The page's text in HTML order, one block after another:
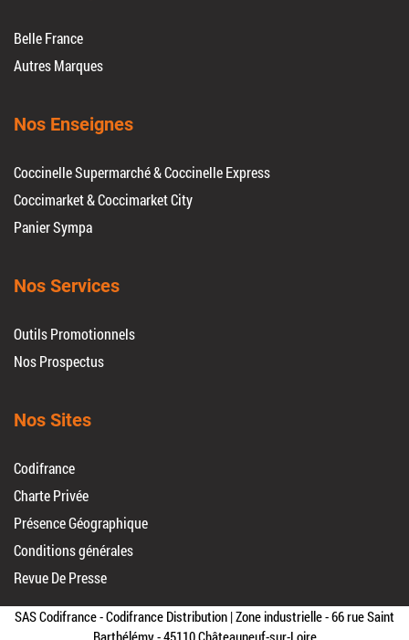
Belle France
Autres Marques
Nos Enseignes
Coccinelle Supermarché & Coccinelle Express
Coccimarket & Coccimarket City
Panier Sympa
Nos Services
Outils Promotionnels
Nos Prospectus
Nos Sites
Codifrance
Charte Privée
Présence Géographique
Conditions générales
Revue De Presse
SAS Codifrance - Codifrance Distribution | Zone industrielle - 66 rue Saint
Barthélémy - 45110 Châteauneuf-sur-Loire